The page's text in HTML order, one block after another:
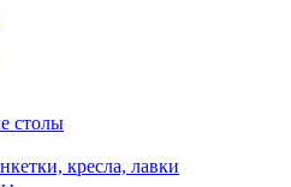
столы
кресла, лавки